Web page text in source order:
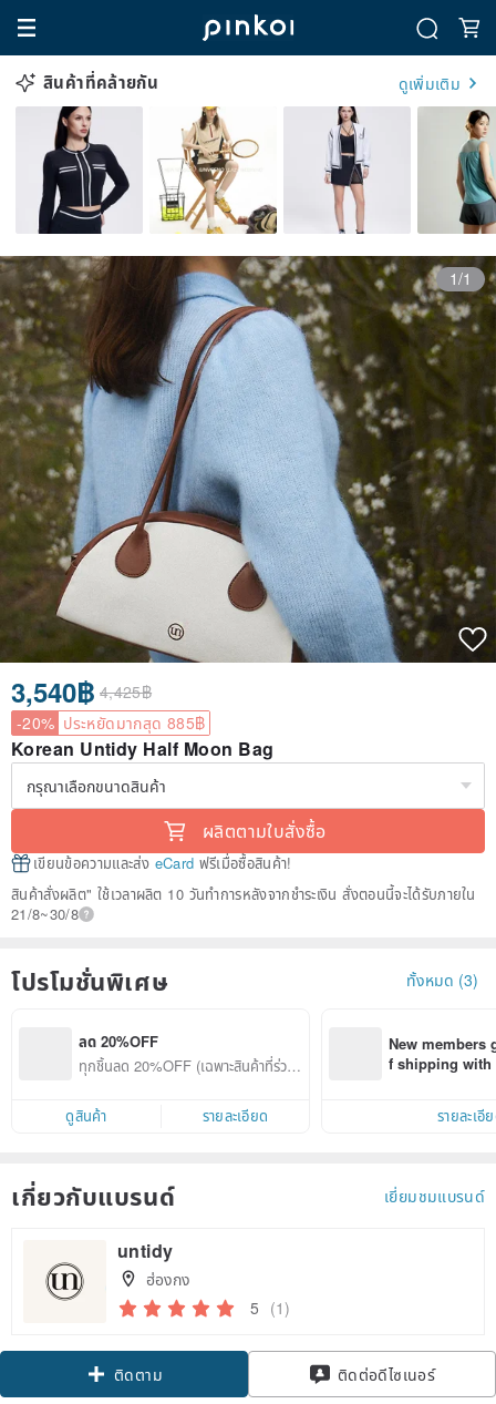
สินค้าที่คล้ายกัน ดูเพิ่มเติม
1/1
3,540฿ 4,425฿
-20% ประหยัดมากสุด 885฿
Korean Untidy Half Moon Bag
ผลิตตามใบสั่งซื้อ
เขียนข้อความและส่ง eCard ฟรีเมื่อซื้อสินค้า!
สินค้าสั่งผลิต" ใช้เวลาผลิต 10 วันทำการหลังจากชำระเงิน สั่งตอนนี้จะได้รับภายใน
21/8~30/8
โปรโมชั่นพิเศษ ทั้งหมด (3)
ลด 20%OFF
ทุกชิ้นลด 20%OFF (เฉพาะสินค้าที่ร่วมร
ดูสินค้า
รายละเอียด
New members
f shipping
รายละเอี
เกี่ยวกับแบรนด์ เยี่ยมชมแบรนด์
untidy
ฮ่องกง
5 (1)
ติดตาม ติดต่อดีไซเนอร์